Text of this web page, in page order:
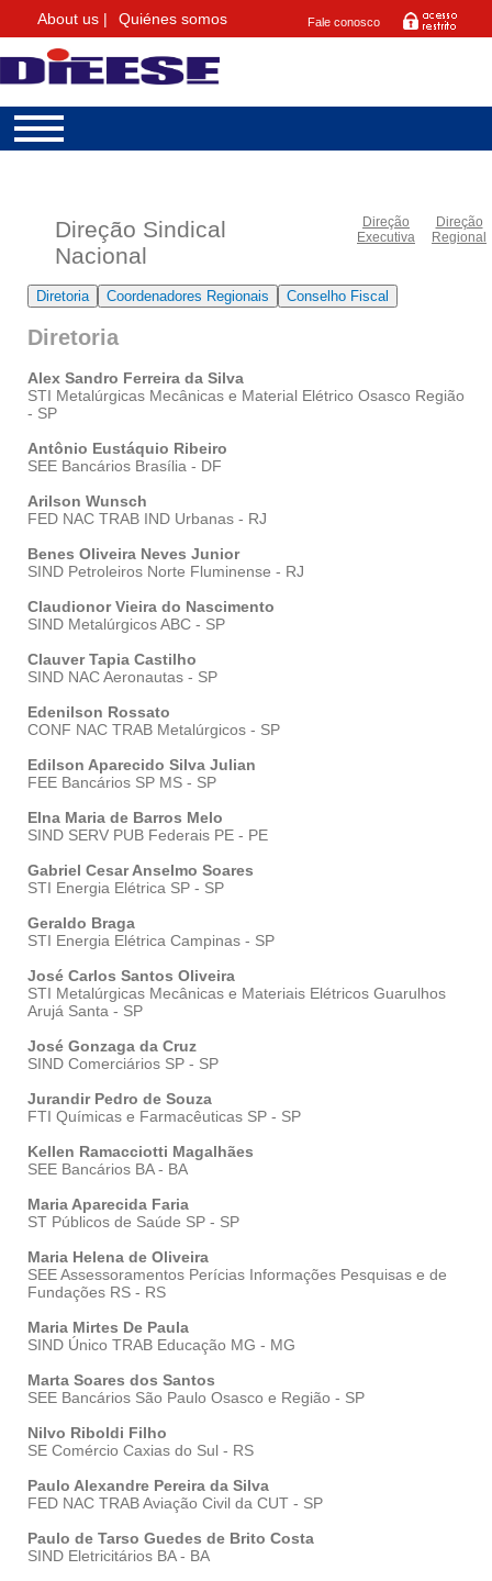
About us | Quiénes somos Fale conosco
Direção
Executiva
Direção
Regional
Direção Sindical
Nacional
Diretoria Coordenadores Regionais Conselho Fiscal
Diretoria
Alex Sandro Ferreira da Silva
STI Metalúrgicas Mecânicas e Material Elétrico Osasco Região
- SP
Antônio Eustáquio Ribeiro
SEE Bancários Brasília - DF
Arilson Wunsch
FED NAC TRAB IND Urbanas - RJ
Benes Oliveira Neves Junior
SIND Petroleiros Norte Fluminense - RJ
Claudionor Vieira do Nascimento
SIND Metalúrgicos ABC - SP
Clauver Tapia Castilho
SIND NAC Aeronautas - SP
Edenilson Rossato
CONF NAC TRAB Metalúrgicos - SP
Edilson Aparecido Silva Julian
FEE Bancários SP MS - SP
Elna Maria de Barros Melo
SIND SERV PUB Federais PE - PE
Gabriel Cesar Anselmo Soares
STI Energia Elétrica SP - SP
Geraldo Braga
STI Energia Elétrica Campinas - SP
José Carlos Santos Oliveira
STI Metalúrgicas Mecânicas e Materiais Elétricos Guarulhos
Arujá Santa - SP
José Gonzaga da Cruz
SIND Comerciários SP - SP
Jurandir Pedro de Souza
FTI Químicas e Farmacêuticas SP - SP
Kellen Ramacciotti Magalhães
SEE Bancários BA - BA
Maria Aparecida Faria
ST Públicos de Saúde SP - SP
Maria Helena de Oliveira
SEE Assessoramentos Perícias Informações Pesquisas e de
Fundações RS - RS
Maria Mirtes De Paula
SIND Único TRAB Educação MG - MG
Marta Soares dos Santos
SEE Bancários São Paulo Osasco e Região - SP
Nilvo Riboldi Filho
SE Comércio Caxias do Sul - RS
Paulo Alexandre Pereira da Silva
FED NAC TRAB Aviação Civil da CUT - SP
Paulo de Tarso Guedes de Brito Costa
SIND Eletricitários BA - BA